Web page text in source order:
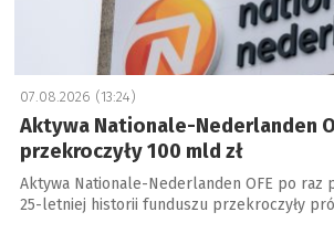
07.08.2026 (13:24)
Aktywa Nationale-Nederlanden
przekroczyły 100 mld zł
Aktywa Nationale-Nederlanden OFE po raz
25-letniej historii funduszu przekroczyły